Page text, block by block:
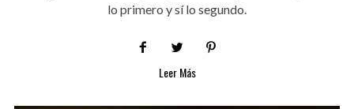
lo primero y sí lo segundo.
Leer Más